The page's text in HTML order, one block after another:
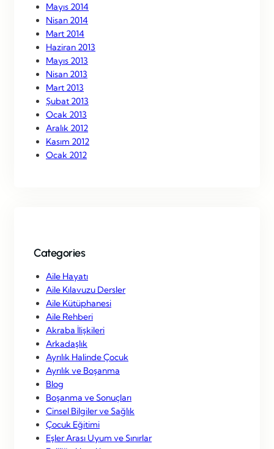
Mayıs 2014
Nisan 2014
Mart 2014
Haziran 2013
Mayıs 2013
Nisan 2013
Mart 2013
Şubat 2013
Ocak 2013
Aralık 2012
Kasım 2012
Ocak 2012
Categories
Aile Hayatı
Aile Kılavuzu Dersler
Aile Kütüphanesi
Aile Rehberi
Akraba İlişkileri
Arkadaşlık
Ayrılık Halinde Çocuk
Ayrılık ve Boşanma
Blog
Boşanma ve Sonuçları
Cinsel Bilgiler ve Sağlık
Çocuk Eğitimi
Eşler Arası Uyum ve Sınırlar